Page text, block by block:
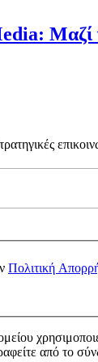
Μαζί
Πολιτική
από το